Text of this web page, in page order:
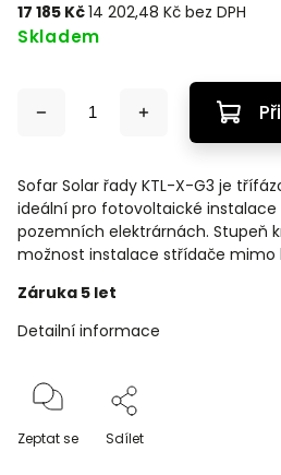
17 185 Kč14 202,48 Kč bez DPH
Skladem
Sofar Solar řady KTL-X-G3 je
ideální pro fotovoltaické
pozemních elektrárnách. Stupeň
možnost instalace střídače mimo
Záruka 5 let
Detailní informace
Zeptat se Sdílet